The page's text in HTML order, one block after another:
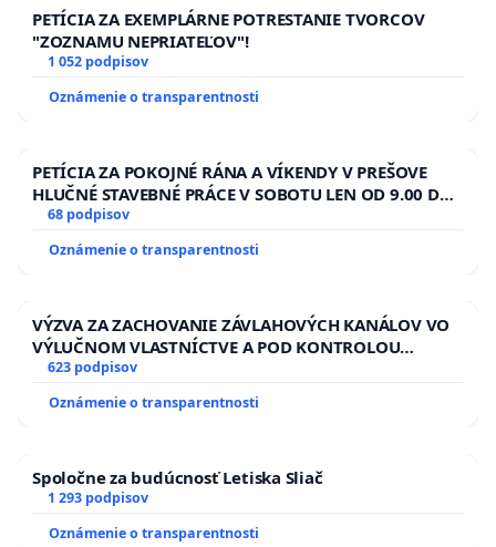
PETÍCIA ZA EXEMPLÁRNE POTRESTANIE TVORCOV
"ZOZNAMU NEPRIATEĽOV"!
1 052 podpisov
Oznámenie o transparentnosti
PETÍCIA ZA POKOJNÉ RÁNA A VÍKENDY V PREŠOVE
HLUČNÉ STAVEBNÉ PRÁCE V SOBOTU LEN OD 9.00 DO
13.00 HOD., CEZ PRACOVNÝ TÝŽDEŇ CIEĽ 8.00 – 18.00
ĎUMBIERSKEJ/MAGU
68 podpisov
Oznámenie o transparentnosti
VÝZVA ZA ZACHOVANIE ZÁVLAHOVÝCH KANÁLOV VO
VÝLUČNOM VLASTNÍCTVE A POD KONTROLOU
SLOVENSKEJ REPUBLIKY & žiadosť na riešenie
kanálov na Slovensku
623 podpisov
Oznámenie o transparentnosti
Spoločne za budúcnosť Letiska Sliač
1 293 podpisov
Oznámenie o transparentnosti